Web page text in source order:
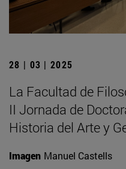
28 | 03 | 2025
La Facultad de
II Jornada de
Historia del Arte y
Imagen Manuel Castells